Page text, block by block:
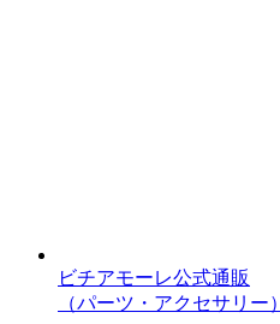
ビチアモーレ公式通販
（パーツ・アクセサリー）